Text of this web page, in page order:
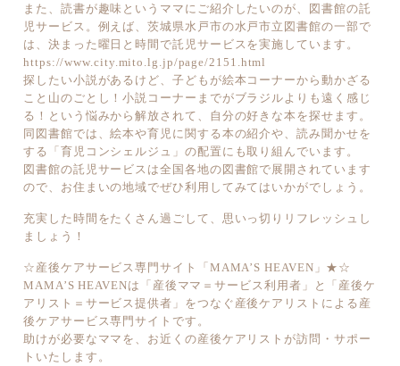
また、読書が趣味というママにご紹介したいのが、図書館の託
児サービス。例えば、茨城県水戸市の水戸市立図書館の一部で
は、決まった曜日と時間で託児サービスを実施しています。
https://www.city.mito.lg.jp/page/2151.html
探したい小説があるけど、子どもが絵本コーナーから動かざる
こと山のごとし！小説コーナーまでがブラジルよりも遠く感じ
る！という悩みから解放されて、自分の好きな本を探せます。
同図書館では、絵本や育児に関する本の紹介や、読み聞かせを
する「育児コンシェルジュ」の配置にも取り組んでいます。
図書館の託児サービスは全国各地の図書館で展開されています
ので、お住まいの地域でぜひ利用してみてはいかがでしょう。
充実した時間をたくさん過ごして、思いっ切りリフレッシュし
ましょう！
☆産後ケアサービス専門サイト「MAMA’S HEAVEN」★☆
MAMA’S HEAVENは「産後ママ＝サービス利用者」と「産後ケ
アリスト＝サービス提供者」をつなぐ産後ケアリストによる産
後ケアサービス専門サイトです。
助けが必要なママを、お近くの産後ケアリストが訪問・サポー
トいたします。